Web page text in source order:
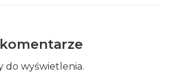
do wyświetlenia.